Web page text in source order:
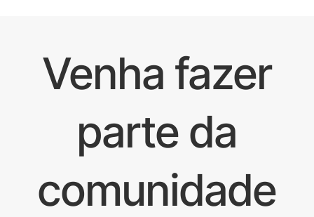
Venha fazer
parte da
comunidade